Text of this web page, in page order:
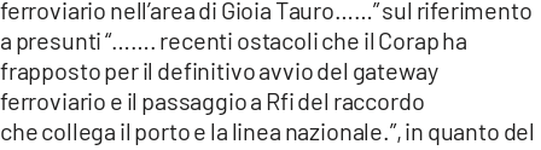
ILVIBONESE.IT
CATANZAROCHANNEL.IT
ferroviario nell’area di Gioia Tauro……” sul riferimento
a presunti “……. recenti ostacoli che il Corap ha
frapposto per il definitivo avvio del gateway
ferroviario e il passaggio a Rfi del raccordo
che collega il porto e la linea nazionale.”, in quanto del